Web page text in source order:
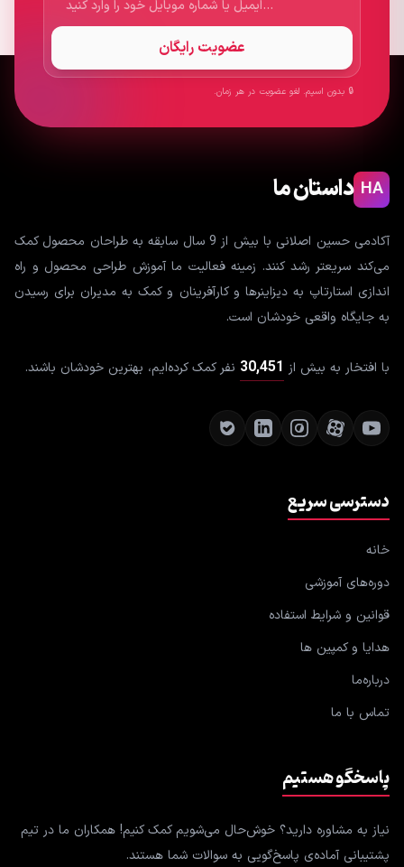
عضویت رایگان
🔒 بدون اسپم. لغو عضویت در هر زمان.
HA داستان ما
آکادمی حسین اصلانی با بیش از 9 سال سابقه به طراحان محصول کمک
می‌کند سریعتر رشد کنند. زمینه فعالیت ما آموزش طراحی محصول و راه
اندازی استارتاپ به دیزاینرها و کارآفرینان و کمک به مدیران برای رسیدن
به جایگاه واقعی خودشان است.
با افتخار به بیش از 30,451 نفر کمک کرده‌ایم، بهترین خودشان باشند.
دسترسی سریع
خانه
دوره‌های آموزشی
قوانین و شرایط استفاده
هدایا و کمپین ها
درباره‌ما
تماس با ما
پاسخگو هستیم
نیاز به مشاوره دارید؟ خوش‌حال می‌شویم کمک کنیم! همکاران ما در تیم
پشتیبانی آماده‌ی پاسخ‌گویی به سوالات شما هستند.